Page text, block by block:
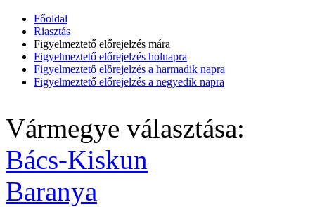
Főoldal
Riasztás
Figyelmeztető előrejelzés mára
Figyelmeztető előrejelzés holnapra
Figyelmeztető előrejelzés a harmadik napra
Figyelmeztető előrejelzés a negyedik napra
Vármegye választása:
Bács-Kiskun
Baranya